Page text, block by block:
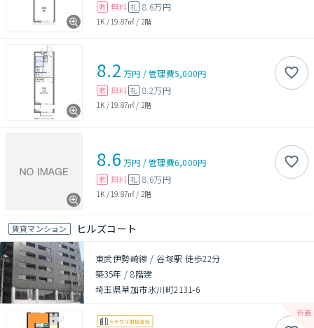
敷 無料 礼 8.6万円
1K /19.87㎡ / 2階
8.2 万円 /管理費5,000円
敷 無料 礼 8.2万円
1K / 19.87㎡ / 2階
8.6 万円 /管理費6,000円
敷 無料 礼 8.6万円
1K / 19.87㎡ / 2階
賃貸マンション ヒルズコート
東武伊勢崎線 / 谷塚駅 徒歩22分
築35年 /8階建
埼玉県草加市氷川町2131-6